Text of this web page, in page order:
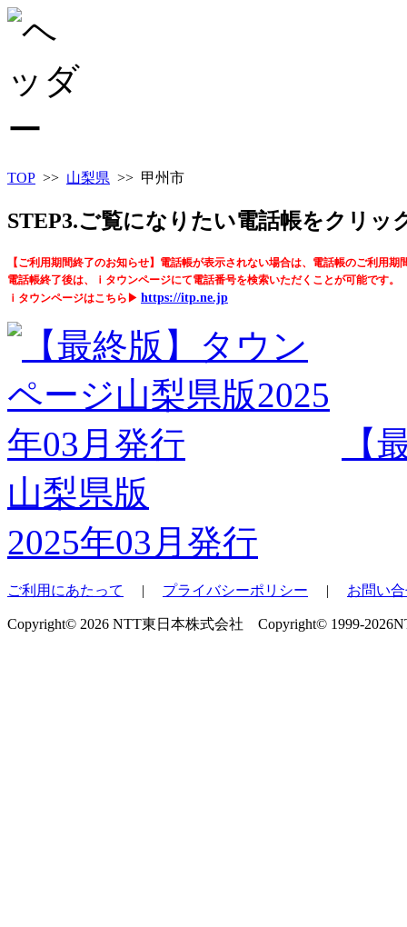
TOP >> 山梨県 >> 甲州市
STEP3.ご覧になりたい電話帳をクリッ
【ご利用期間終了のお知らせ】電話帳が表示されない場合は、電話帳のご利用期
電話帳終了後は、ｉタウンページにて電話番号を検索いただくことが可能です。
ｉタウンページはこちら▶ https://itp.ne.jp
【
山梨県版
2025年03月発行
ご利用にあたって | プライバシーポリシー | お問い
Copyright© 2026 NTT東日本株式会社 Copyright© 1999-